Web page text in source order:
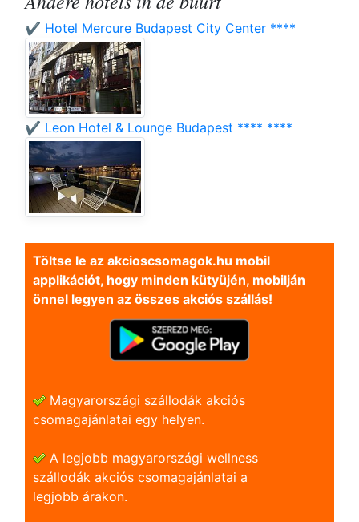
✔️ Hotel Mercure Budapest City Center ****
✔️ Leon Hotel & Lounge Budapest **** ****
Töltse le az akcioscsomagok.hu mobil
applikációt, hogy minden kütyüjén, mobilján
önnel legyen az összes akciós szállás!
Magyarországi szállodák akciós
csomagajánlatai egy helyen.
A legjobb magyarországi wellness
szállodák akciós csomagajánlatai a
legjobb árakon.